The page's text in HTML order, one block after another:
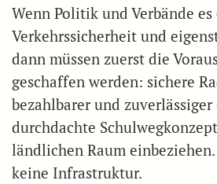
Wenn Politik und Verbände
Verkehrssicherheit und
dann müssen zuerst die
geschaffen werden: sichere
bezahlbarer und zuverlässiger
durchdachte
ländlichen Raum
keine Infrastruktur.